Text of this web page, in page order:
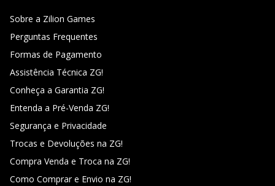
Sobre a Zilion Games
Perguntas Frequentes
Formas de Pagamento
Assistência Técnica ZG!
Conheça a Garantia ZG!
Entenda a Pré-Venda ZG!
Segurança e Privacidade
Trocas e Devoluções na ZG!
Compra Venda e Troca na ZG!
Como Comprar e Envio na ZG!